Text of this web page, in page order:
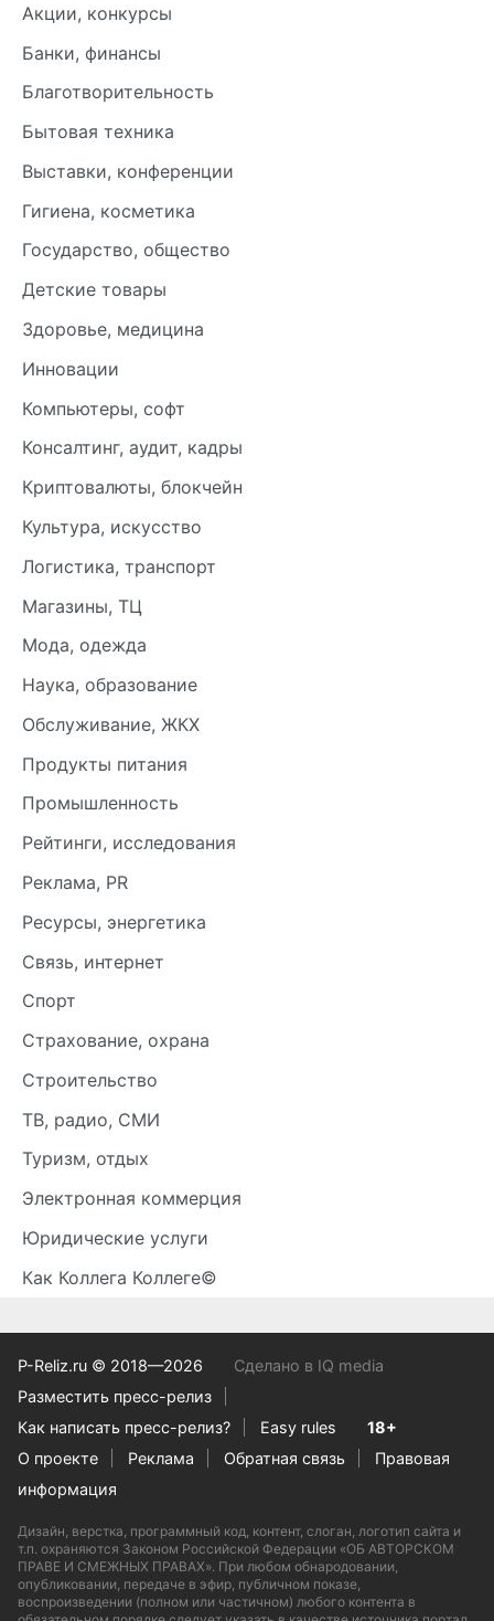
Акции, конкурсы
Банки, финансы
Благотворительность
Бытовая техника
Выставки, конференции
Гигиена, косметика
Государство, общество
Детские товары
Здоровье, медицина
Инновации
Компьютеры, софт
Консалтинг, аудит, кадры
Криптовалюты, блокчейн
Культура, искусство
Логистика, транспорт
Магазины, ТЦ
Мода, одежда
Наука, образование
Обслуживание, ЖКХ
Продукты питания
Промышленность
Рейтинги, исследования
Реклама, PR
Ресурсы, энергетика
Связь, интернет
Спорт
Страхование, охрана
Строительство
ТВ, радио, СМИ
Туризм, отдых
Электронная коммерция
Юридические услуги
Как Коллега Коллеге©
P-Reliz.ru © 2018—2026
Сделано в IQ media
Разместить пресс-релиз
Как написать пресс-релиз?
Easy rules
18+
О проекте
Реклама Обратная связь
Правовая
информация
Дизайн, верстка, программный код, контент, слоган, логотип сайта и
т.п. охраняются Законом Российской Федерации «ОБ АВТОРСКОМ
ПРАВЕ И СМЕЖНЫХ ПРАВАХ». При любом обнародовании,
опубликовании, передаче в эфир, публичном показе,
воспроизведении (полном или частичном) любого контента в